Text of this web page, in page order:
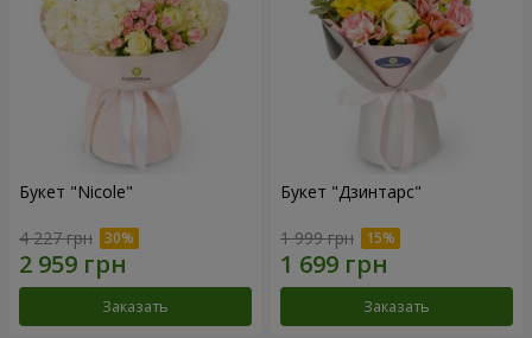
Букет "Nicole"
4 227 грн
Заказать
Букет "Дзинтарс"
1 999 грн
Заказать